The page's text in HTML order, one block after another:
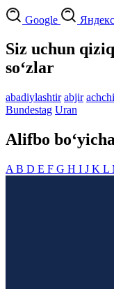
Google Яндекс
Siz uchun
so‘zlar
abadiylashtir abjir
Bundestag Uran
Alifbo
A B D E F G H I J K L